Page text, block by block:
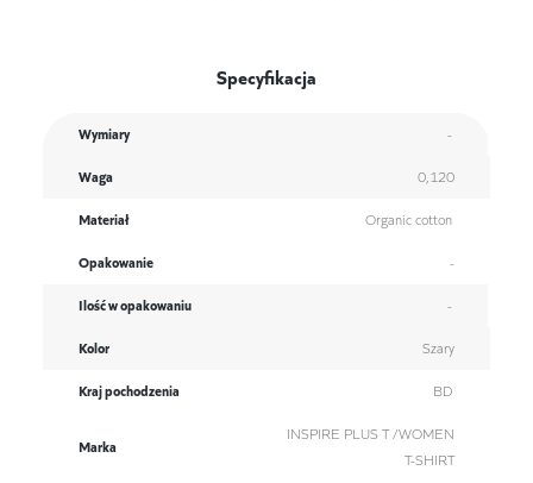
Specyfikacja
Wymiary -
Waga 0,120
Materiał Organic cotton
Opakowanie -
Ilość w opakowaniu -
Kolor Szary
Kraj pochodzenia BD
Marka
INSPIRE PLUS T /WOMEN
T-SHIRT